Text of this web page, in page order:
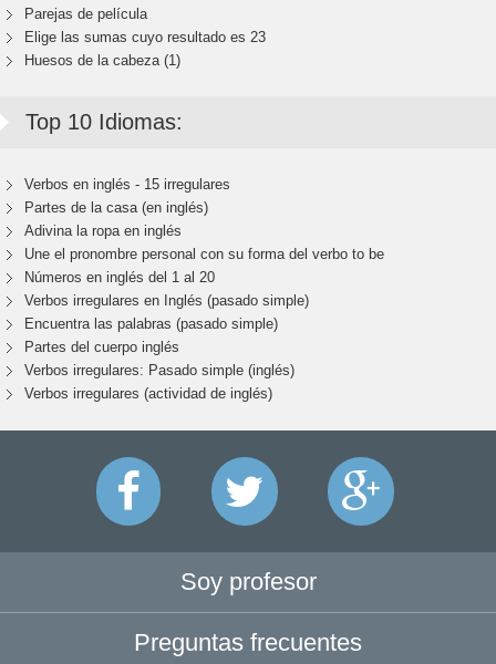
Parejas de película
Elige las sumas cuyo resultado es 23
Huesos de la cabeza (1)
Top 10 Idiomas:
Verbos en inglés - 15 irregulares
Partes de la casa (en inglés)
Adivina la ropa en inglés
Une el pronombre personal con su forma del verbo to be
Números en inglés del 1 al 20
Verbos irregulares en Inglés (pasado simple)
Encuentra las palabras (pasado simple)
Partes del cuerpo inglés
Verbos irregulares: Pasado simple (inglés)
Verbos irregulares (actividad de inglés)
Soy profesor
Preguntas frecuentes